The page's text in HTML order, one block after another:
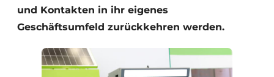
und Kontakten in ihr eigenes
Geschäftsumfeld zurückkehren werden.